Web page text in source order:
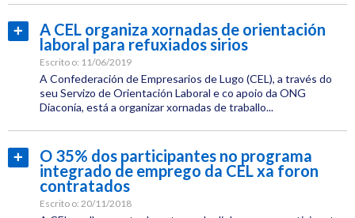
Emprego
A CEL organiza xornadas de orientación
laboral para refuxiados sirios
Escrito o: 11/06/2019
A Confederación de Empresarios de Lugo (CEL), a través do
seu Servizo de Orientación Laboral e co apoio da ONG
Diaconía, está a organizar xornadas de traballo...
máis...
Emprego
Etiquetas:
CEL
O 35% dos participantes no programa
integrado de emprego da CEL xa foron
contratados
Escrito o: 20/11/2018
máis...